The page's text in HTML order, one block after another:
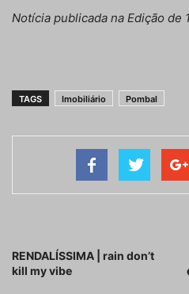
Notícia publicada na Edição de
TAGS Imobiliário Pombal
RENDALÍSSIMA | rain don’t
kill my vibe